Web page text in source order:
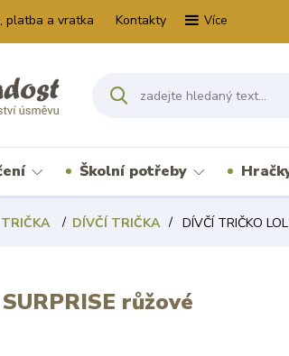
platba a vratka Kontakty Více
Školní potřeby
DÍVČÍ TRIČKA DÍVČÍ TRIČKO
růžové